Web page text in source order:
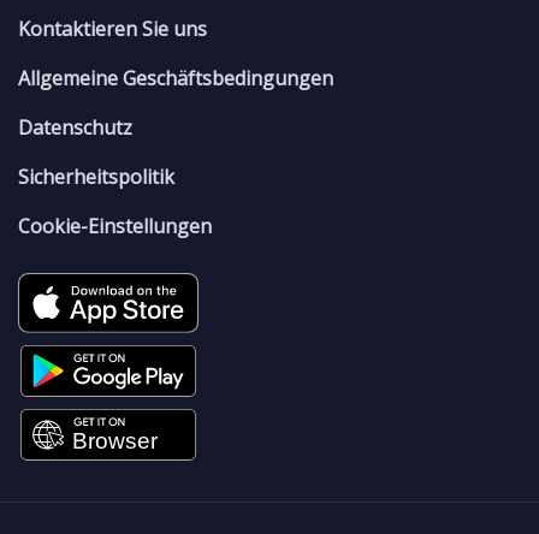
Kontaktieren Sie uns
Allgemeine Geschäftsbedingungen
Datenschutz
Sicherheitspolitik
Cookie-Einstellungen